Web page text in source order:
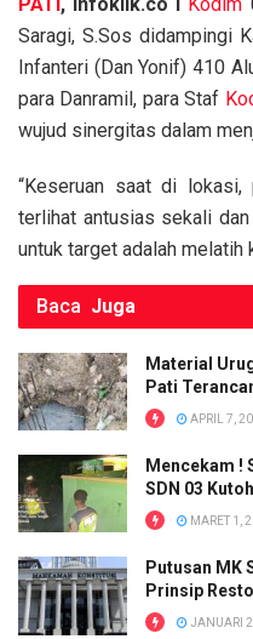
ce
b
o
o
k
tt
er
ail at
s
A
p
p
Saragi, S.Sos didampingi
Infanteri (Dan Yonif) 410
para Danramil, para Staf
wujud sinergitas dalam
“Keseruan saat di
terlihat antusias sekali
untuk target adalah melatih
Baca Juga
Material
Pati
APRIL 7,
Mencekam !
SDN 03
MARET 1,
Putusan MK
Prinsip
JANUARI